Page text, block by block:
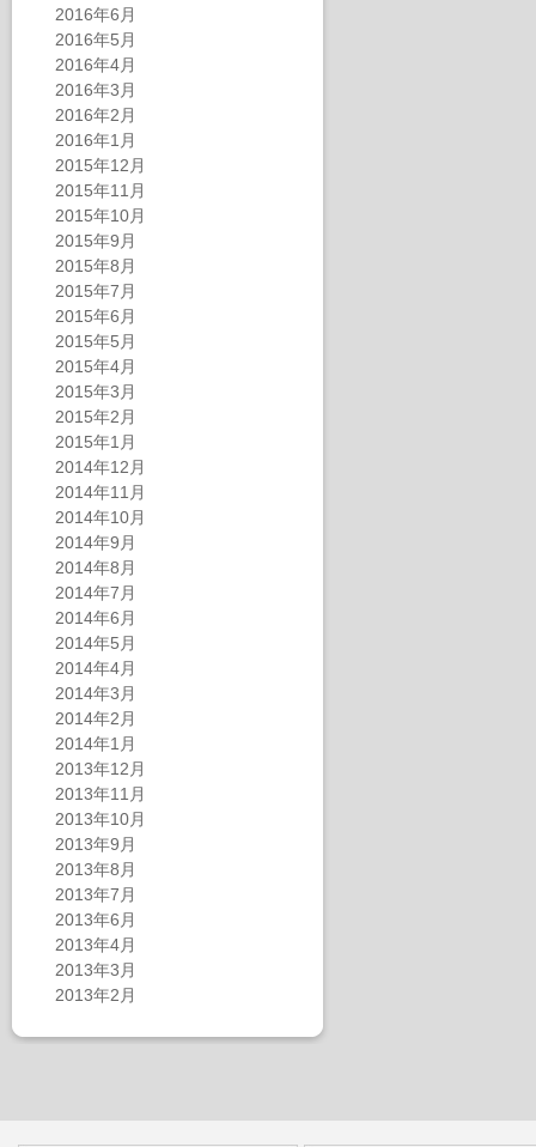
2016年6月
2016年5月
2016年4月
2016年3月
2016年2月
2016年1月
2015年12月
2015年11月
2015年10月
2015年9月
2015年8月
2015年7月
2015年6月
2015年5月
2015年4月
2015年3月
2015年2月
2015年1月
2014年12月
2014年11月
2014年10月
2014年9月
2014年8月
2014年7月
2014年6月
2014年5月
2014年4月
2014年3月
2014年2月
2014年1月
2013年12月
2013年11月
2013年10月
2013年9月
2013年8月
2013年7月
2013年6月
2013年4月
2013年3月
2013年2月